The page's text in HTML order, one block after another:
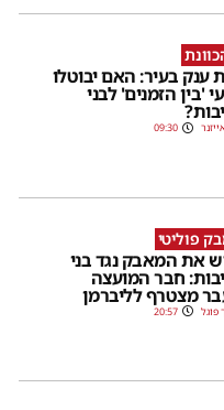
ענק בעיר: האם יבוטלו
'בין הזמנים' לבני
09:30
פוליטי
את המאבק נגד בני
חבר המועצה
מצטרף לליברמן
פוגל 20:57